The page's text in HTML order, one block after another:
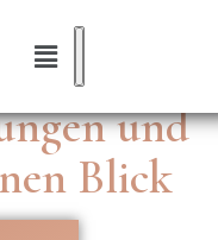
und
Blick